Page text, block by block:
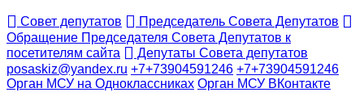
Совет депутатов
Председатель Совета Депутатов
Обращение Председателя Совета Депутатов к
посетителям сайта
Депутаты Совета депутатов
posaskiz@yandex.ru +7+73904591246 +7+73904591246
Орган МСУ на Одноклассниках Орган МСУ ВКонтакте